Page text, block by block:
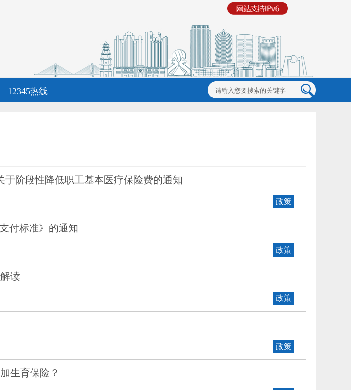
12345热线
阶段性降低职工基本医疗保险费的通知
政策
付标准》的通知
政策
读
政策
政策
生育保险？